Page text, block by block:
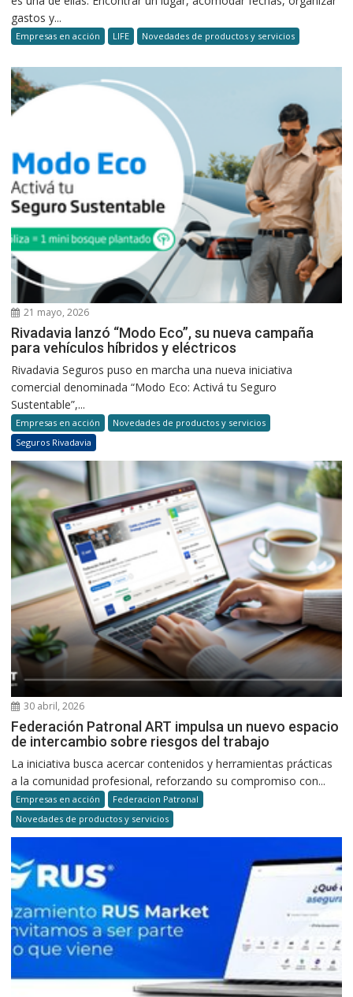
gastos y...
Empresas en acción LIFE Novedades de productos y servicios
21 mayo, 2026
Rivadavia lanzó “Modo Eco”, su nueva campaña
para vehículos híbridos y eléctricos
Rivadavia Seguros puso en marcha una nueva iniciativa
comercial denominada “Modo Eco: Activá tu Seguro
Sustentable”,...
Empresas en acción
Novedades de productos y servicios
Seguros Rivadavia
30 abril, 2026
Federación Patronal ART impulsa un nuevo espacio
de intercambio sobre riesgos del trabajo
La iniciativa busca acercar contenidos y herramientas prácticas
a la comunidad profesional, reforzando su compromiso con...
Empresas en acción
Federacion Patronal
Novedades de productos y servicios